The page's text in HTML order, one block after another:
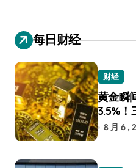
每日财经
财经
黄金瞬
3.5%！
8 月 6 ,